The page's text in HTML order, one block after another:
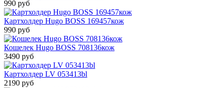
990 руб
Картхолдер Hugo BOSS 169457кож
990 руб
Кошелек Hugo BOSS 708136кож
3490 руб
Картхолдер LV 053413bl
2190 руб